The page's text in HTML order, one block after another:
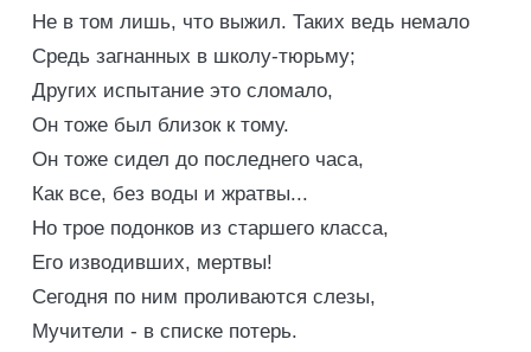
Не в том лишь, что выжил. Таких ведь немало
Средь загнанных в школу-тюрьму;
Других испытание это сломало,
Он тоже был близок к тому.
Он тоже сидел до последнего часа,
Как все, без воды и жратвы...
Но трое подонков из старшего класса,
Его изводивших, мертвы!
Сегодня по ним проливаются слезы,
Мучители - в списке потерь.